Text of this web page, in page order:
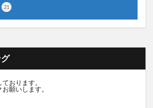
21
おります。
願いします。